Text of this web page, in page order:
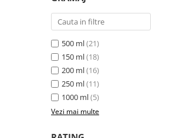
500 ml(21)
150 ml(18)
200 ml(16)
250 ml(11)
1000 ml(5)
Vezi mai multe